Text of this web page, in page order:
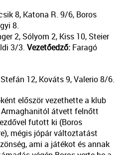
8, Katona R. 9/6, Boros
8.
2, Sólyom 2, Kiss 10, Steier
3/3. Vezetőedző: Faragó
Stefán 12, Kováts 9, Valerio 8/6.
először vezethette a klub
Armaghanitól átvett felnőtt
futott ki (Boros
mégis jópár változtatást
ami a játékot és annak